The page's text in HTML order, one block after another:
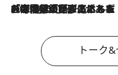
2026.8.3
「今後値上げがあるとすれば…」「リスクがあるのは今年の冬」エネルギー専門家が語る、ホルムズ海峡封鎖が家庭にもたらす“ある心配”
トーク